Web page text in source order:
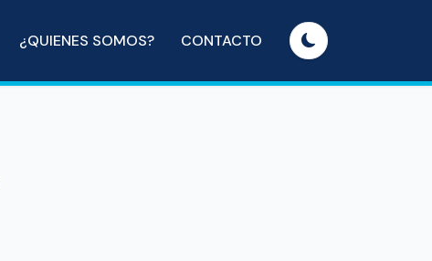
¿QUIENES SOMOS? CONTACTO